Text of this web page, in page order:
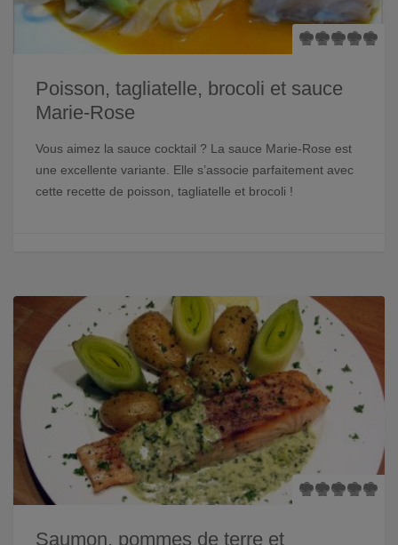
Poisson, tagliatelle, brocoli et sauce
Marie-Rose
Vous aimez la sauce cocktail ? La sauce Marie-Rose est
une excellente variante. Elle s’associe parfaitement avec
cette recette de poisson, tagliatelle et brocoli !
Saumon, pommes de terre et